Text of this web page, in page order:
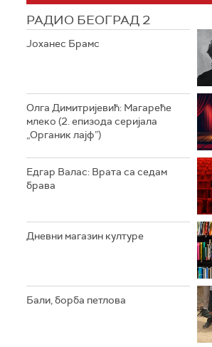
РАДИО БЕОГРАД 2
Јоханес Брамс
Олга Димитријевић: Магареће
млеко (2. епизода серијала
„Органик лајф”)
Едгар Валас: Врата са седам
брава
Дневни магазин културе
Бали, борба петлова